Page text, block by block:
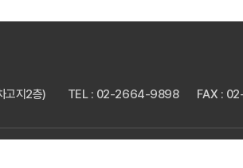
고지2층) TEL : 02-2664-9898 FAX :